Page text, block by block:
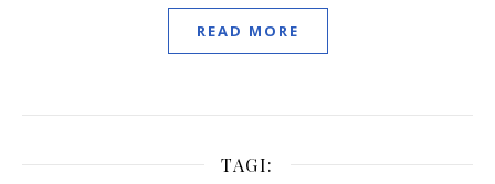
READ MORE
TAGI: